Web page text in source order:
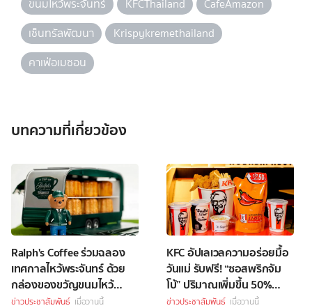
ขนมไหว้พระจันทร์
KFCThailand
CafeAmazon
เซ็นทรัลพัฒนา
Krispykremethailand
คาเฟ่อเมซอน
บทความที่เกี่ยวข้อง
Ralph's Coffee ร่วมฉลอง
เทศกาลไหว้พระจันทร์ ด้วย
กล่องของขวัญขนมไหว้
พระจันทร์สุดพิเศษ
ข่าวประชาสัมพันธ์ เมื่อวานนี้
KFC อัปเลเวลความอร่อยมื้อ
วันแม่ รับฟรี! “ซอสพริกจัม
โบ้” ปริมาณเพิ่มขึ้น 50%
เพียงซื้อชุดบักเก็ตที่ร่วม
ข่าวประชาสัมพันธ์ เมื่อวานนี้